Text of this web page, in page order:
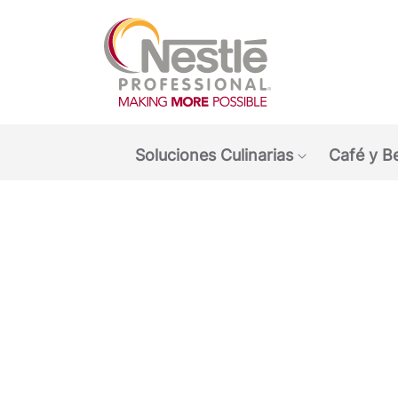
Soluciones Culinarias
Show
Café y